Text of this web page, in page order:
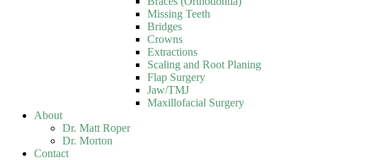
Missing Teeth
Bridges
Crowns
Extractions
Scaling and Root Planing
Flap Surgery
Jaw/TMJ
Maxillofacial Surgery
About
Dr. Matt Roper
Dr. Morton
Contact